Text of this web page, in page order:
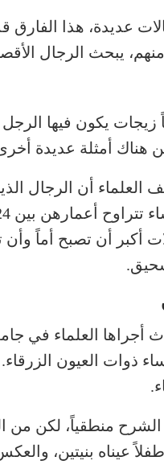
عديدة، هذا الفارق
يبحث الرجال
زيجات يكون فيها الرجل
هناك أمثلة عديدة
أكبر أن تصبح أماً وأن
العلماء في
ذوات العيون
الشرح منطقياً، لكن من
عيناه بنيتين،